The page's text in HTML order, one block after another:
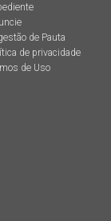
de Pauta
de privacidade
de Uso